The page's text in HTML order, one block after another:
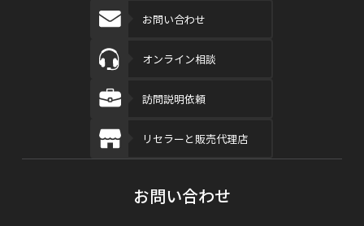
お問い合わせ
オンライン相談
訪問説明依頼
リセラーと販売代理店
お問い合わせ